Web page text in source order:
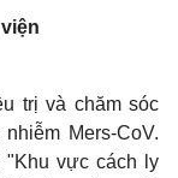
trị và chăm sóc
Mers-CoV.
"Khu vực cách ly